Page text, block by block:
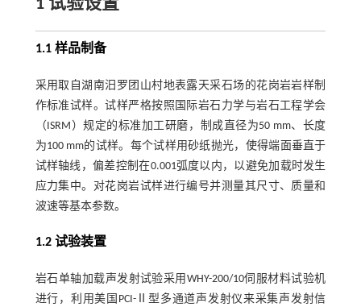
1 试验设置
1.1 样品制备
采用取自湖南汨罗团山村地表露天采石场的花岗岩岩样制
作标准试样。试样严格按照国际岩石力学与岩石工程学会
（ISRM）规定的标准加工研磨，制成直径为50 mm、长度
为100 mm的试样。每个试样用砂纸抛光，使得端面垂直于
试样轴线，偏差控制在0.001弧度以内，以避免加载时发生
应力集中。对花岗岩试样进行编号并测量其尺寸、质量和
波速等基本参数。
1.2 试验装置
岩石单轴加载声发射试验采用WHY-200/10伺服材料试验机
进行，利用美国PCI-Ⅱ型多通道声发射仪来采集声发射信